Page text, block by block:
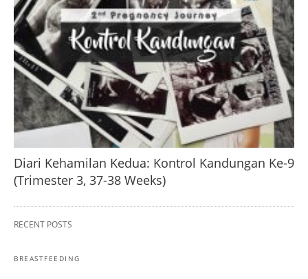
Diari Kehamilan Kedua: Kontrol Kandungan Ke-9
(Trimester 3, 37-38 Weeks)
RECENT POSTS
BREASTFEEDING